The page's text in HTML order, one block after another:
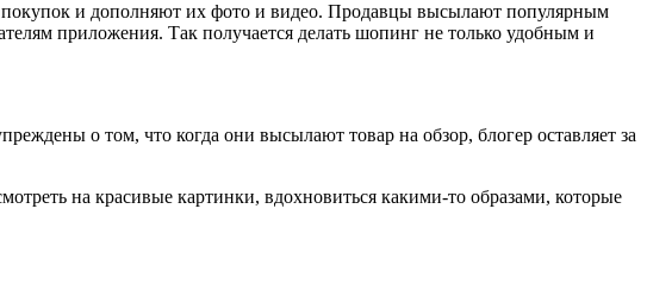
покупок и дополняют их фото и видео. Продавцы высылают популярным
приложения. Так получается делать шопинг не только удобным и
о том, что когда они высылают товар на обзор, блогер оставляет за
на красивые картинки, вдохновиться какими-то образами, которые